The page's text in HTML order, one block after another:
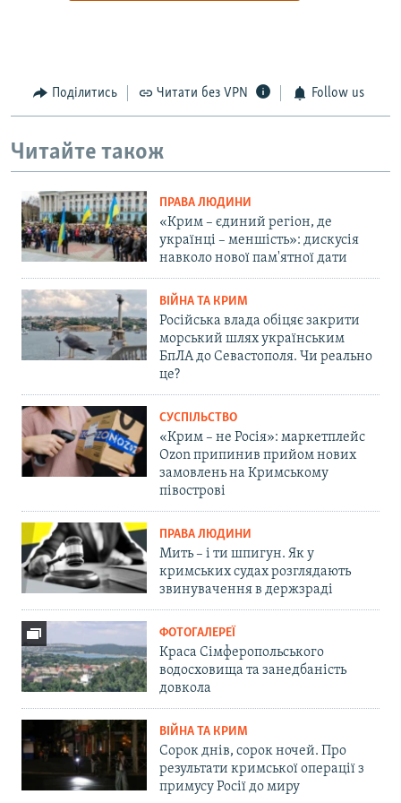
Поділитись Читати без VPN Follow us
Читайте також
ПРАВА ЛЮДИНИ
«Крим – єдиний регіон, де
українці – меншість»: дискусія
навколо нової пам'ятної дати
ВІЙНА ТА КРИМ
Російська влада обіцяє закрити
морський шлях українським
БпЛА до Севастополя. Чи реально
це?
СУСПІЛЬСТВО
«Крим – не Росія»: маркетплейс
Ozon припинив прийом нових
замовлень на Кримському
півострові
ПРАВА ЛЮДИНИ
Мить – і ти шпигун. Як у
кримських судах розглядають
звинувачення в держзраді
ФОТОГАЛЕРЕЇ
Краса Сімферопольського
водосховища та занедбаність
довкола
ВІЙНА ТА КРИМ
Сорок днів, сорок ночей. Про
результати кримської операції з
примусу Росії до миру